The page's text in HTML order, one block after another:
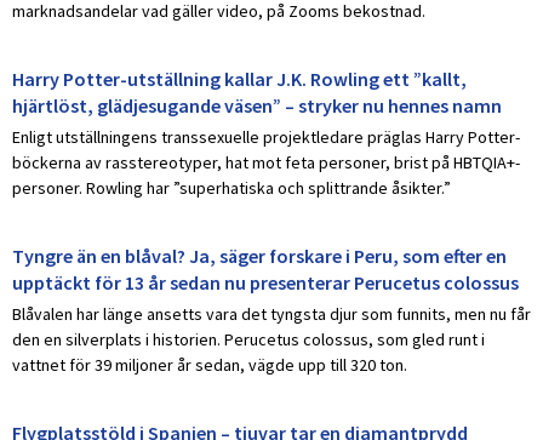
marknadsandelar vad gäller video, på Zooms bekostnad.
Harry Potter-utställning kallar J.K. Rowling ett ”kallt,
hjärtlöst, glädjesugande väsen” – stryker nu hennes namn
Enligt utställningens transsexuelle projektledare präglas Harry Potter-
böckerna av rasstereotyper, hat mot feta personer, brist på HBTQIA+-
personer. Rowling har ”superhatiska och splittrande åsikter.”
Tyngre än en blåval? Ja, säger forskare i Peru, som efter en
upptäckt för 13 år sedan nu presenterar Perucetus colossus
Blåvalen har länge ansetts vara det tyngsta djur som funnits, men nu får
den en silverplats i historien. Perucetus colossus, som gled runt i
vattnet för 39 miljoner år sedan, vägde upp till 320 ton.
Flygplatsstöld i Spanien – tjuvar tar en diamantprydd